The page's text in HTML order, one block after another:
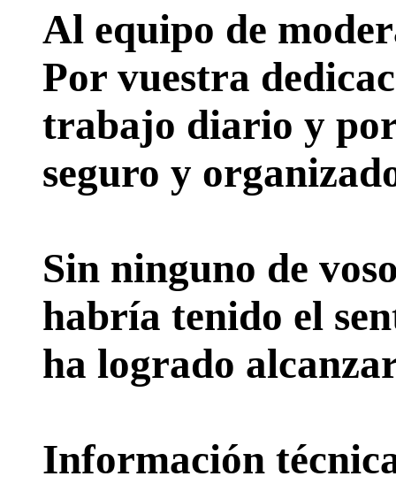
Al equipo de
Por vuestra
trabajo diario y por
seguro y
Sin ninguno de
habría tenido el
ha logrado
Información